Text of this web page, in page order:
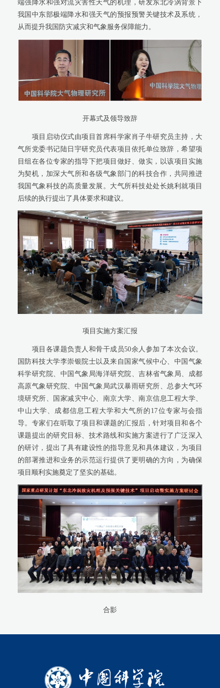
端强降水和强对流灾害性天气的机理，研发东北冷涡背景下
我国中东部极端降水和强天气的预报预警关键技术及系统，
从而提升我国防灾减灾和气象服务保障能力。
开幕式及领导致辞
项目启动仪式由项目首席科学家肖子牛研究员主持，大
气所党委书记陆日宇研究员代表项目依托单位致辞，希望项
目组在各位专家的指导下把项目做好、做实，以该项目实施
为契机，加深大气所和各级气象部门的科技合作，共同推进
我国气象科技的高质量发展。大气所科技处处长姚利就项目
后续的执行提出了具体要求和建议。
项目实施方案汇报
项目各课题负责人和骨干成员50余人参加了本次会议。
国防科技大学李崇银院士以及来自国家气候中心、中国气象
科学研究院、中国气象局海洋研究院、吉林省气象局、成都
高原气象研究院、中国气象局武汉暴雨研究所、总参大气环
境研究所、国家减灾中心、南京大学、南京信息工程大学、
中山大学、成都信息工程大学和大气所的17位专家与会指
导。专家们在听取了项目和课题的汇报后，针对项目和各个
课题提出的研究目标、技术路线和实施方案进行了广泛深入
的研讨，提出了具有建设性的指导意见和具体建议，为项目
的部署推进和业务的示范运行提供了更明确的方向，为确保
项目顺利实施奠定了坚实的基础。
合影